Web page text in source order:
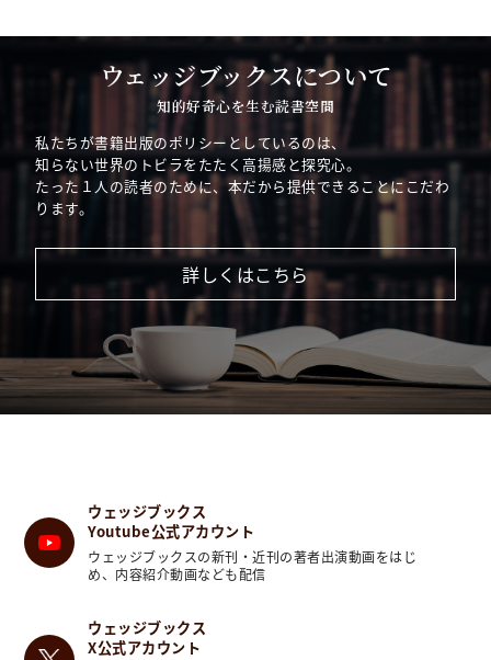
東紀繊維の吊り編みニット（和歌山県）｜大人
がほしい ジャパンメイド名品帖
note
世界が惚れる和歌山ニット「ニットといえば、和歌山なん
［いこま氷］今夏食べたい生駒山の新名物！｜
奈良県生駒市、大阪府東大阪市・生駒山周辺
note
ウェッジブックスについて
知的好奇心を生む読書空間
私たちが書籍出版のポリシーとしているのは、
知らない世界のトビラをたたく高揚感と探究心。
たった１人の読者のために、本だから提供できることにこだわ
ります。
詳しくはこちら
ウェッジブックス
Youtube公式アカウント
ウェッジブックスの新刊・近刊の著者出演動画をはじ
め、内容紹介動画なども配信
ウェッジブックス
X公式アカウント